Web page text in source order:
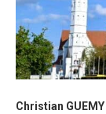
Christian GUEMY